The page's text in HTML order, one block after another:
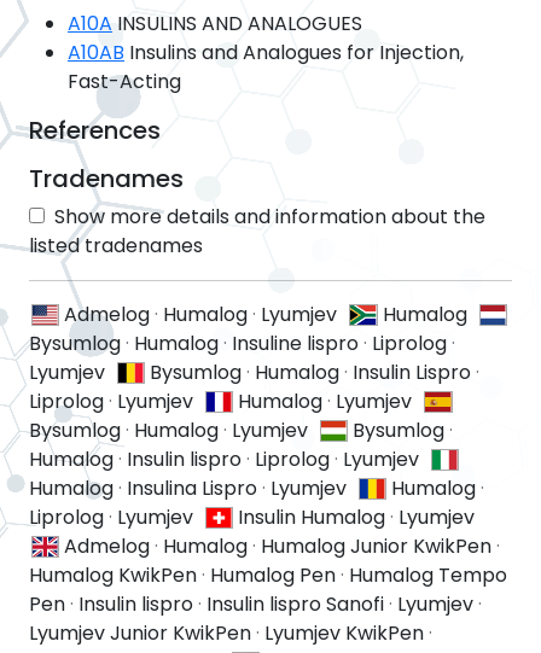
A10A INSULINS AND ANALOGUES
A10AB Insulins and Analogues for Injection,
Fast-Acting
References
Tradenames
Show more details and information about the
listed tradenames
Admelog· Humalog· Lyumjev
Humalog
Bysumlog· Humalog· Insuline lispro· Liprolog·
Lyumjev
Bysumlog· Humalog· Insulin Lispro·
Liprolog· Lyumjev Humalog· Lyumjev
Bysumlog· Humalog· Lyumjev Bysumlog·
Humalog· Insulin lispro· Liprolog· Lyumjev
Humalog· Insulina Lispro· Lyumjev Humalog·
Liprolog· Lyumjev Insulin Humalog· Lyumjev
Admelog· Humalog· Humalog Junior KwikPen·
Humalog KwikPen· Humalog Pen· Humalog Tempo
Pen· Insulin lispro· Insulin lispro Sanofi· Lyumjev·
Lyumjev Junior KwikPen· Lyumjev KwikPen·